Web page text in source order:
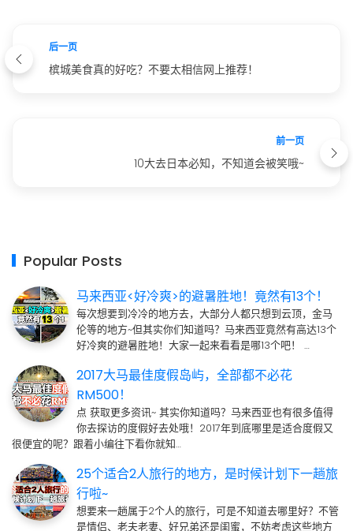
后一页
槟城美食真的好吃？不要太相信网上推荐！
前一页
10大去日本必知，不知道会被笑哦~
Popular Posts
马来西亚<好冷爽>的避暑胜地！竟然有13个！
每次想要到冷冷的地方去，大部分人都只想到云顶，金马
伦等的地方~但其实你们知道吗？马来西亚竟然有高达13个
好冷爽的避暑胜地！大家一起来看看是哪13个吧！ …
2017大马最佳度假岛屿，全部都不必花
RM500！
点 获取更多资讯~ 其实你知道吗？马来西亚也有很多值得
你去探访的度假好去处哦！2017年到底哪里是适合度假又
很便宜的呢？跟着小编往下看你就知…
25个适合2人旅行的地方，是时候计划下一趟旅
行啦~
想要来一趟属于2个人的旅行，可是不知道去哪里好？不管
是情侣、老夫老妻、好兄弟还是闺蜜，不妨考虑这些地方